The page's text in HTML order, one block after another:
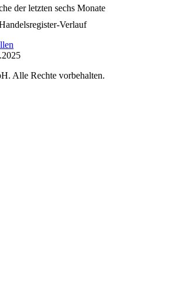
der letzten sechs Monate
Verlauf
Alle Rechte vorbehalten.